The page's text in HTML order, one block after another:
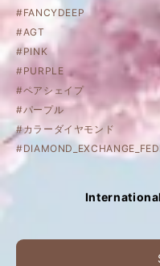
#FANCYDEEP
#AGT
#PINK
#PURPLE
#ペアシェイプ
#パープル
#カラーダイヤモンド